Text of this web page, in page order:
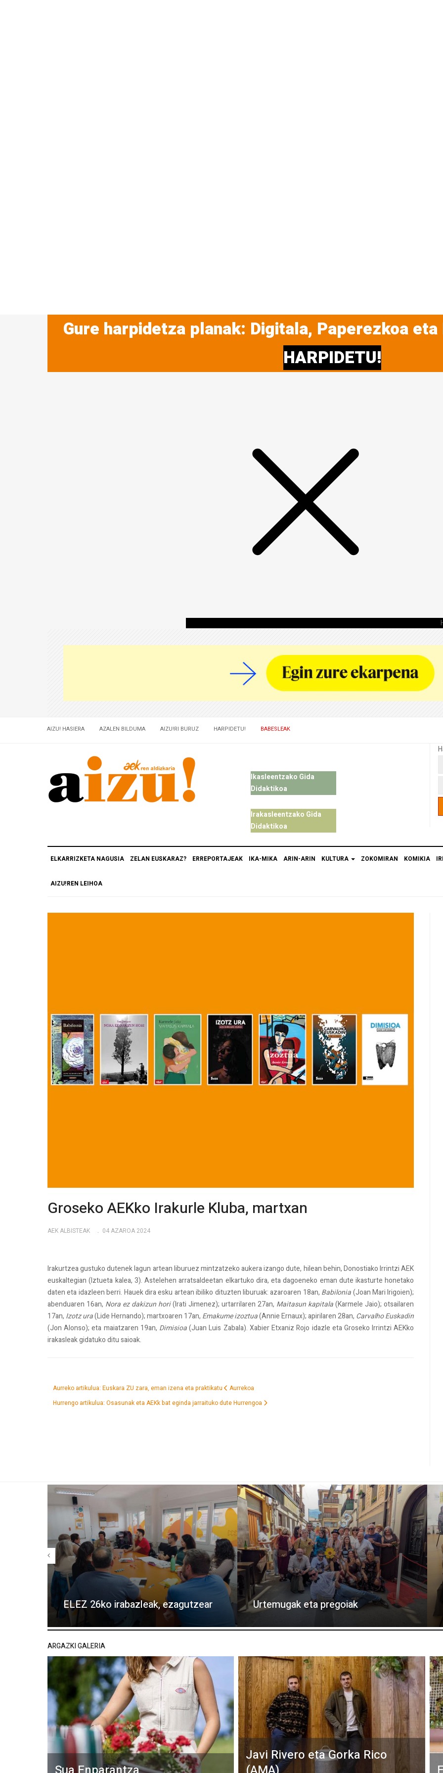
Gure harpidetza planak: Digitala, Paperezkoa
HARPIDETU!
AIZU! HASIERA AZALEN BILDUMA AIZU!RI BURUZ HARPIDETU! BABESLEAK
Ikasleentzako Gida
Didaktikoa
Irakasleentzako Gida
Didaktikoa
ELKARRIZKETA NAGUSIA ZELAN EUSKARAZ? ERREPORTAJEAK IKA-MIKA ARIN-ARIN KULTURA ZOKOMIRAN KOMIKIA
AIZU!REN LEIHOA
Groseko AEKko Irakurle Kluba, martxan
AEK ALBISTEAK 04 AZAROA 2024
Irakurtzea gustuko dutenek lagun artean liburuez mintzatzeko aukera izango dute, hilean behin, Donostiako Irrintzi AEK
euskaltegian (Iztueta kalea, 3). Astelehen arratsaldeetan elkartuko dira, eta dagoeneko eman dute ikasturte honetako
daten eta idazleen berri. Hauek dira esku artean ibiliko dituzten liburuak: azaroaren 18an, Babilonia(Joan Mari Irigoien);
abenduaren 16an, Nora ez dakizun hori(Irati Jimenez); urtarrilaren 27an, Maitasun kapitala(Karmele Jaio); otsailaren
17an, Izotz ura(Lide Hernando); martxoaren 17an, Emakume izoztua(Annie Ernaux); apirilaren 28an, Carvalho Euskadin
(Jon Alonso); eta maiatzaren 19an, Dimisioa(Juan Luis Zabala). Xabier Etxaniz Rojo idazle eta Groseko Irrintzi AEKko
irakasleak gidatuko ditu saioak.
Aurreko artikulua: Euskara ZU zara, eman izena eta praktikatu
Aurrekoa
Hurrengo artikulua: Osasunak eta AEKk bat eginda jarraituko duteHurrengoa
ELEZ 26ko irabazleak, ezagutzear Urtemugak eta pregoiak
ARGAZKI GALERIA
Javi Rivero eta Gorka Rico